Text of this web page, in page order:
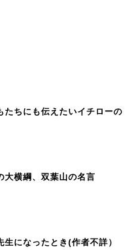
たちにも伝えたいイチローの
大横綱、双葉山の名言
生になったとき(作者不詳）